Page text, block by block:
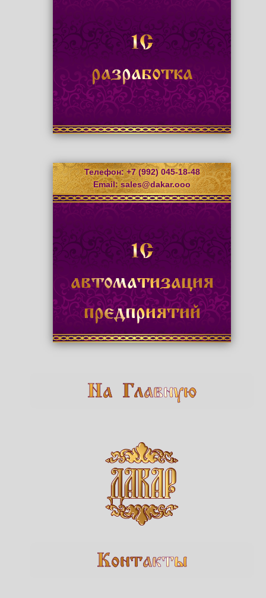
1С
разработка
1С
автоматизация
предприятий
Телефон: +7 (992) 045-18-48
Email:sales@dakar.ooo